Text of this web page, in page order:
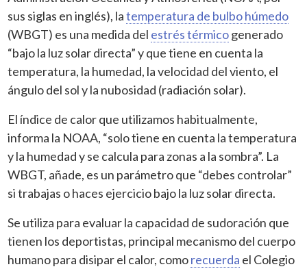
sus siglas en inglés), latemperatura de bulbo húmedo
(WBGT) es una medida del estrés térmicogenerado
“bajo la luz solar directa” y que tiene en cuenta la
temperatura, la humedad, la velocidad del viento, el
ángulo del sol y la nubosidad (radiación solar).
El índice de calor que utilizamos habitualmente,
informa la NOAA, “solo tiene en cuenta la temperatura
y la humedad y se calcula para zonas a la sombra”. La
WBGT, añade, es un parámetro que “debes controlar”
si trabajas o haces ejercicio bajo la luz solar directa.
Se utiliza para evaluar la capacidad de sudoración que
tienen los deportistas, principal mecanismo del cuerpo
humano para disipar el calor, comorecuerda el Colegio